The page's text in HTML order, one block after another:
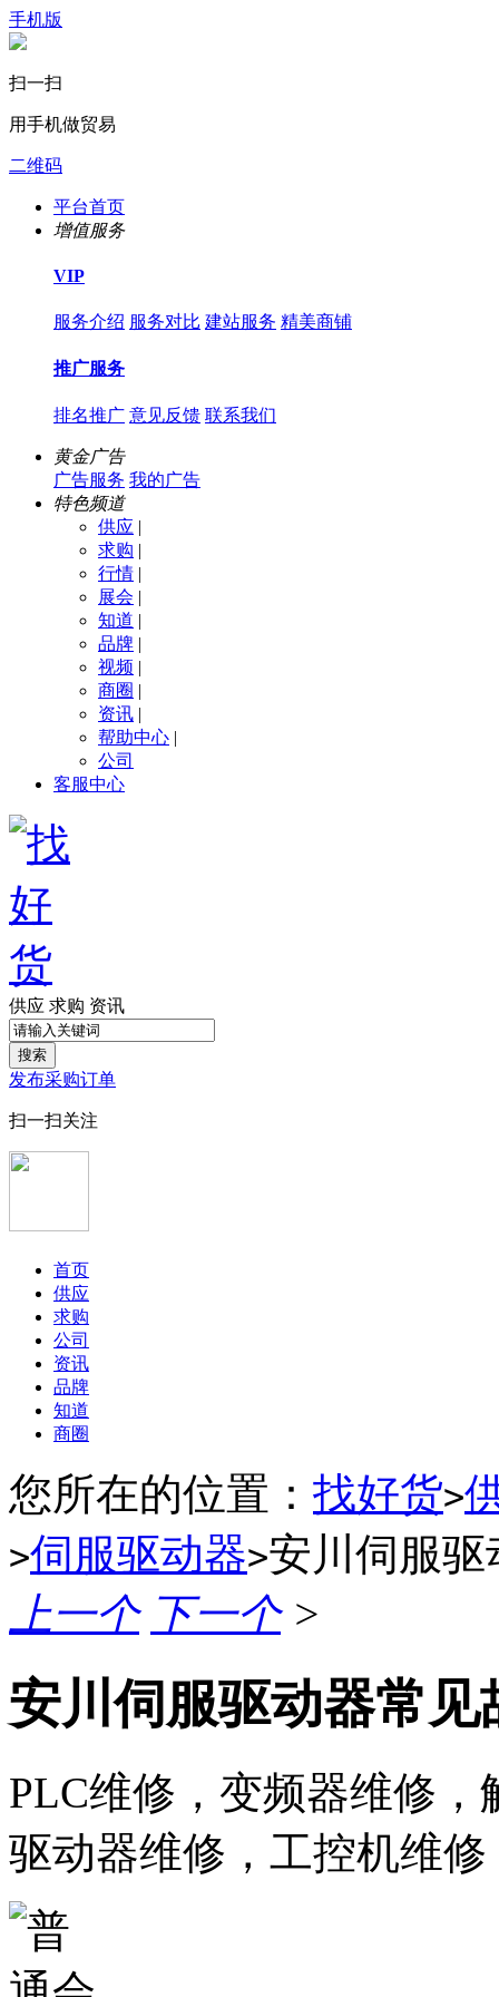
手机版
扫一扫
用手机做贸易
二维码
平台首页
增值服务
VIP
服务介绍 服务对比 建站服务 精美商铺
推广服务
排名推广 意见反馈 联系我们
黄金广告
广告服务 我的广告
特色频道
供应 |
求购 |
行情 |
展会 |
知道 |
品牌 |
视频 |
商圈 |
资讯 |
帮助中心 |
公司
客服中心
供应 求购 资讯
搜索
发布采购订单
扫一扫关注
首页
供应
求购
公司
资讯
品牌
知道
商圈
您所在的位置： 找好货>
>伺服驱动器>安川伺服
上一个 下一个 >
安川伺服驱动器常
PLC维修，变频器维修
驱动器维修，工控机维